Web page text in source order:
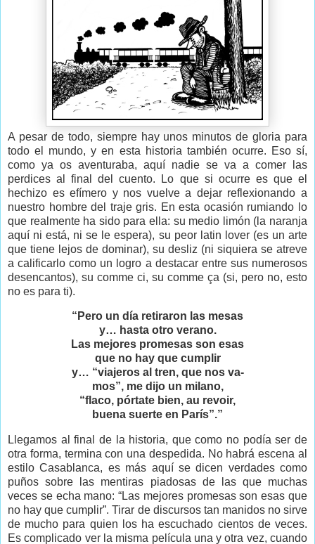
A pesar de todo, siempre hay unos minutos de gloria para
todo el mundo, y en esta historia también ocurre. Eso sí,
como ya os aventuraba, aquí nadie se va a comer las
perdices al final del cuento. Lo que si ocurre es que el
hechizo es efímero y nos vuelve a dejar reflexionando a
nuestro hombre del traje gris. En esta ocasión rumiando lo
que realmente ha sido para ella: su medio limón (la naranja
aquí ni está, ni se le espera), su peor latin lover (es un arte
que tiene lejos de dominar), su desliz (ni siquiera se atreve
a calificarlo como un logro a destacar entre sus numerosos
desencantos), su comme ci, su comme ça (si, pero no, esto
no es para ti).
“Pero un día retiraron las mesas
y… hasta otro verano.
Las mejores promesas son esas
que no hay que cumplir
y… “viajeros al tren, que nos va-
mos”, me dijo un milano,
“flaco, pórtate bien, au revoir,
buena suerte en París”.”
Llegamos al final de la historia, que como no podía ser de
otra forma, termina con una despedida. No habrá escena al
estilo Casablanca, es más aquí se dicen verdades como
puños sobre las mentiras piadosas de las que muchas
veces se echa mano: “Las mejores promesas son esas que
no hay que cumplir”. Tirar de discursos tan manidos no sirve
de mucho para quien los ha escuchado cientos de veces.
Es complicado ver la misma película una y otra vez, cuando